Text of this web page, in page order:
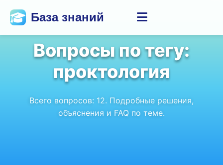
База знаний
Вопросы по тегу:
проктология
Всего вопросов: 12. Подробные решения,
объяснения и FAQ по теме.